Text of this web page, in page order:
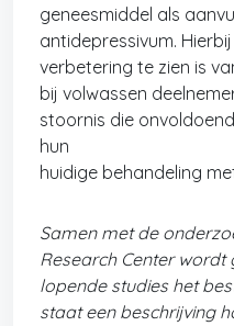
geneesmiddel als
antidepressivum.
verbetering te zien is
bij volwassen
stoornis die
hun
huidige behandeling
Samen met de
Research Center
lopende studies het
staat een beschrijving